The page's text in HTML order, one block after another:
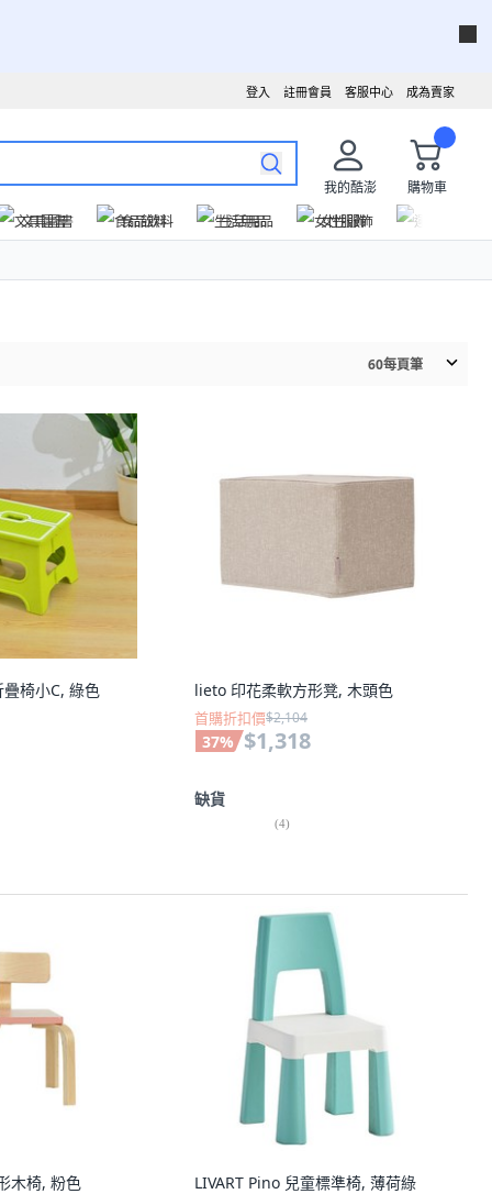
成為賣家
客服中心
註冊會員
登入
我的酷澎
購物車
文具圖書
食品飲料 生活用品 女性服飾
60每頁筆
疊椅小C, 綠色 lieto 印花柔軟方形凳, 木頭色
首購折扣價$2,104
37% $1,318
缺貨
(4)
木椅, 粉色 LIVART Pino 兒童標準椅, 薄荷綠